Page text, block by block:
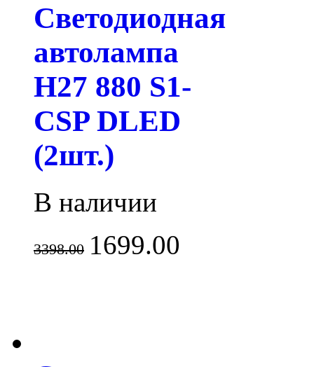
Светодиодная
автолампа
H27 880 S1-
CSP DLED
(2шт.)
В наличии
3398.00 1699.00